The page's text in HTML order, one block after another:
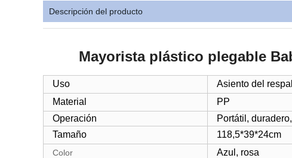
Descripción del producto
Mayorista plástico plegable
Uso
Asiento del
Material
PP
Operación
Portátil,
Tamaño
118,5*39*24cm
Color
Azul, rosa